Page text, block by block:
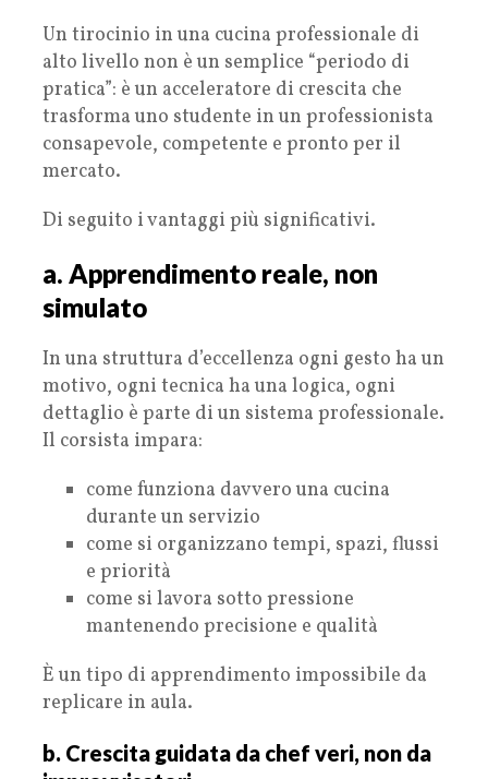
Un tirocinio in una cucina professionale di
alto livello non è un semplice “periodo di
pratica”: è un acceleratore di crescita che
trasforma uno studente in un professionista
consapevole, competente e pronto per il
mercato.
Di seguito i vantaggi più significativi.
a. Apprendimento reale, non
simulato
In una struttura d’eccellenza ogni gesto ha un
motivo, ogni tecnica ha una logica, ogni
dettaglio è parte di un sistema professionale.
Il corsista impara:
come funziona davvero una cucina
durante un servizio
come si organizzano tempi, spazi, flussi
e priorità
come si lavora sotto pressione
mantenendo precisione e qualità
È un tipo di apprendimento impossibile da
replicare in aula.
b. Crescita guidata da chef veri, non da